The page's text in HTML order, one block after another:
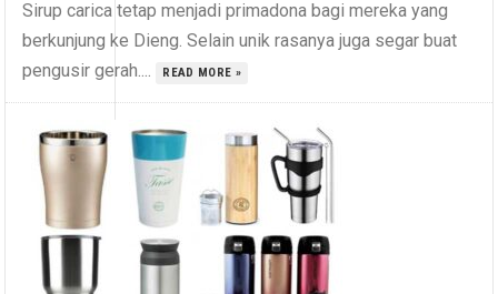
Sirup carica tetap menjadi primadona bagi mereka yang
berkunjung ke Dieng. Selain unik rasanya juga segar buat
pengusir gerah....
READ MORE »